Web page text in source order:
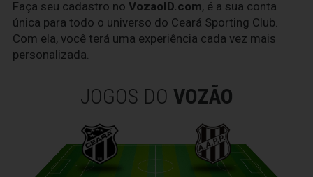
Faça seu cadastro no VozaoID.com, é a sua conta
única para todo o universo do Ceará Sporting Club.
Com ela, você terá uma experiência cada vez mais
personalizada.
JOGOS DO VOZÃO